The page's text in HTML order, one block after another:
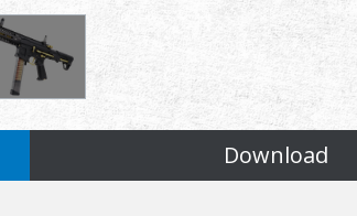
Download